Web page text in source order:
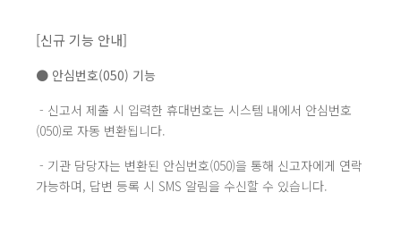
[신규 기능 안내]
● 안심번호(050) 기능
- 신고서 제출 시 입력한 휴대번호는 시스템 내에서 안심번호
(050)로 자동 변환됩니다.
- 기관 담당자는 변환된 안심번호(050)을 통해 신고자에게 연락
가능하며, 답변 등록 시 SMS 알림을 수신할 수 있습니다.